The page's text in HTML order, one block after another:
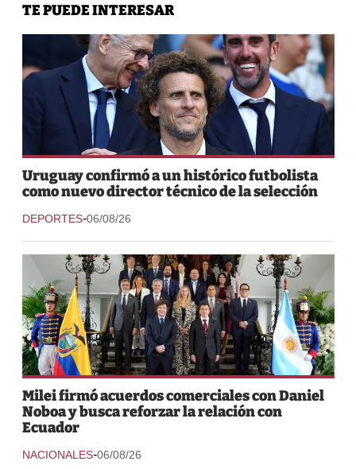
TE PUEDE INTERESAR
Uruguay confirmó a un histórico futbolista
como nuevo director técnico de la selección
DEPORTES-06/08/26
Milei firmó acuerdos comerciales con Daniel
Noboa y busca reforzar la relación con
Ecuador
NACIONALES-06/08/26